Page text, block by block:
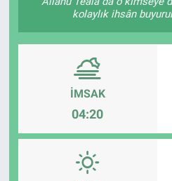
kolaylık ihsân
İMSAK
04:20